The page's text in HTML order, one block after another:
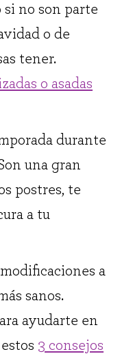
no son parte
o de
tener.
o asadas
durante
una gran
postres, te
a tu
a
sanos.
ayudarte en
3 consejos